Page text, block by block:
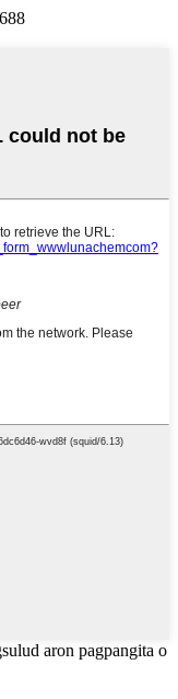
aron pagpangita o